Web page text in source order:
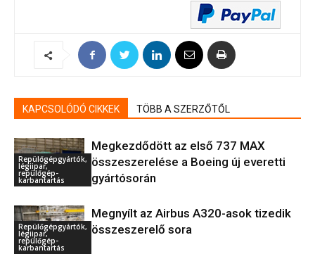
KAPCSOLÓDÓ CIKKEK TÖBB A SZERZŐTŐL
Repülőgépgyártók,
légiipar,
repülőgép-
karbantartás
Megkezdődött az első 737 MAX
összeszerelése a Boeing új everetti
gyártósorán
Repülőgépgyártók,
légiipar,
repülőgép-
karbantartás
Megnyílt az Airbus A320-asok tizedik
összeszerelő sora